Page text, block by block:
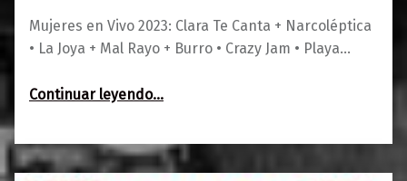
Mujeres en Vivo 2023: Clara Te Canta + Narcoléptica
• La Joya + Mal Rayo + Burro • Crazy Jam • Playa…
Continuar leyendo…